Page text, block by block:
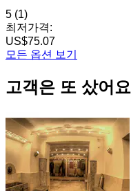
5 (1)
최저가격:
US$75.07
모든 옵션 보기
고객은 또 샀어요